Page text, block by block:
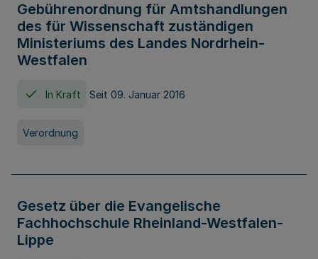
Gebührenordnung für Amtshandlungen
des für Wissenschaft zuständigen
Ministeriums des Landes Nordrhein-
Westfalen
In Kraft Seit 09. Januar 2016
Verordnung
Gesetz über die Evangelische
Fachhochschule Rheinland-Westfalen-
Lippe